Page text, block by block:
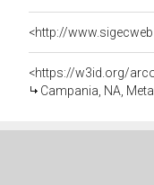
<http://
<https://w3id.org/
Campania, NA, Meta